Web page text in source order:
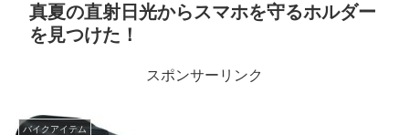
真夏の直射日光からスマホを守るホルダー
を見つけた！
スポンサーリンク
バイクアイテム